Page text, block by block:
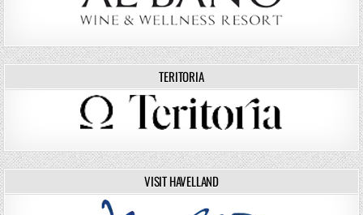
TERITORIA
VISIT HAVELLAND